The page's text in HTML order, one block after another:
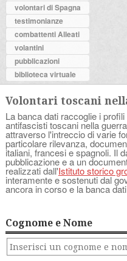
volontari di Spagna
testimonianze
combattenti Alleati
volantini
pubblicazioni
biblioteca virtuale
Volontari toscani
La banca dati raccoglie i
antifascisti toscani nella
attraverso l'intreccio di varie
particolare rilevanza,
italiani, francesi e spagnoli. Il
pubblicazione e a un
realizzati dall'Istituto storico
interamente e sostenuti dal
ancora in corso e la banca
Cognome e Nome